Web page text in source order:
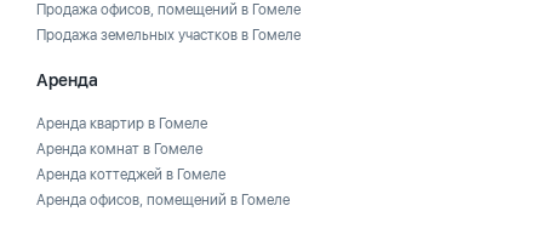
Продажа офисов, помещений в Гомеле
Продажа земельных участков в Гомеле
Аренда
Аренда квартир в Гомеле
Аренда комнат в Гомеле
Аренда коттеджей в Гомеле
Аренда офисов, помещений в Гомеле